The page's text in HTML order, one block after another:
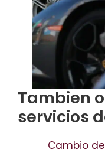
Tambien
servicios
Cambio